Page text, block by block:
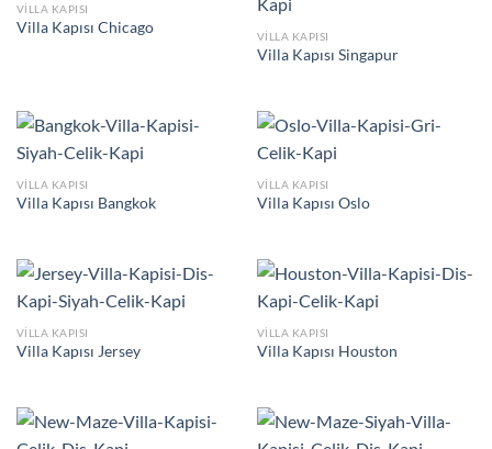
VILLA KAPISI
Villa Kapısı Chicago VILLA KAPISI
Villa Kapısı Singapur
VILLA KAPISI
Villa Kapısı Bangkok
VILLA KAPISI
Villa Kapısı Oslo
VILLA KAPISI
Villa Kapısı Jersey
VILLA KAPISI
Villa Kapısı Houston